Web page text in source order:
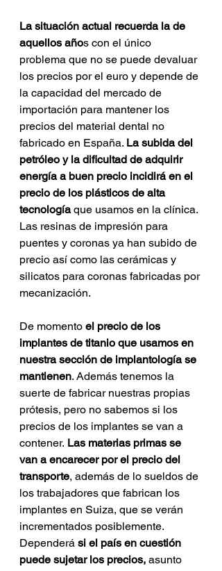
La situación actual recuerda la de
aquellos años con el único
problema que no se puede devaluar
los precios por el euro y depende de
la capacidad del mercado de
importación para mantener los
precios del material dental no
fabricado en España. La subida del
petróleo y la dificultad de adquirir
energía a buen precio incidirá en el
precio de los plásticos de alta
tecnología que usamos en la clínica.
Las resinas de impresión para
puentes y coronas ya han subido de
precio así como las cerámicas y
silicatos para coronas fabricadas por
mecanización.
De momento el precio de los
implantes de titanio que usamos en
nuestra sección de implantología se
mantienen. Además tenemos la
suerte de fabricar nuestras propias
prótesis, pero no sabemos si los
precios de los implantes se van a
contener. Las materias primas se
van a encarecer por el precio del
transporte, además de lo sueldos de
los trabajadores que fabrican los
implantes en Suiza, que se verán
incrementados posiblemente.
Dependerá si el país en cuestión
puede sujetar los precios, asunto